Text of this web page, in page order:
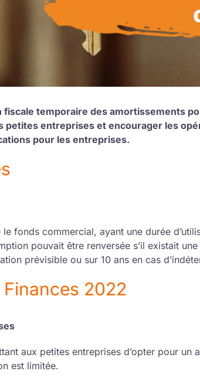
temporaire des amortissements
entreprises et encourager les
pour les entreprises.
fonds commercial, ayant une durée
pouvait être renversée s’il existait
prévisible ou sur 10 ans en cas
2022
aux petites entreprises d’opter pour
est limitée.